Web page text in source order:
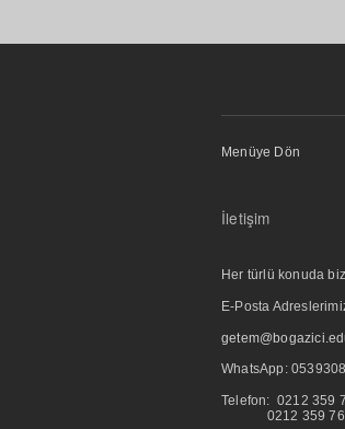
Menüye Dön
İletişim
Her türlü konuda
E-Posta
WhatsApp:
Telefon: 0212 359
0212 359